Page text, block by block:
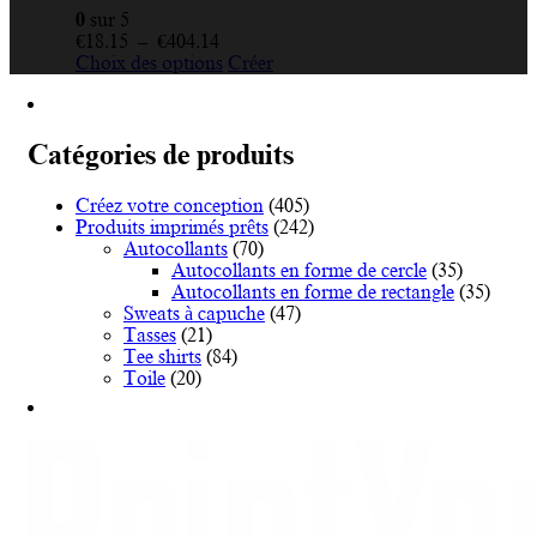
0 sur 5
€18.15 – €404.14
de
€404.14
Choix des options Ce
variations.
Les
peuvent
être
choisies
sur
la
page
produit
Créer
Catégories de produits
Créez votre conception (405)
Produits imprimés prêts (242)
Autocollants (70)
Autocollants en forme de cercle (35)
Autocollants en forme de rectangle (35)
Sweats à capuche (47)
Tasses (21)
Tee shirts (84)
Toile (20)